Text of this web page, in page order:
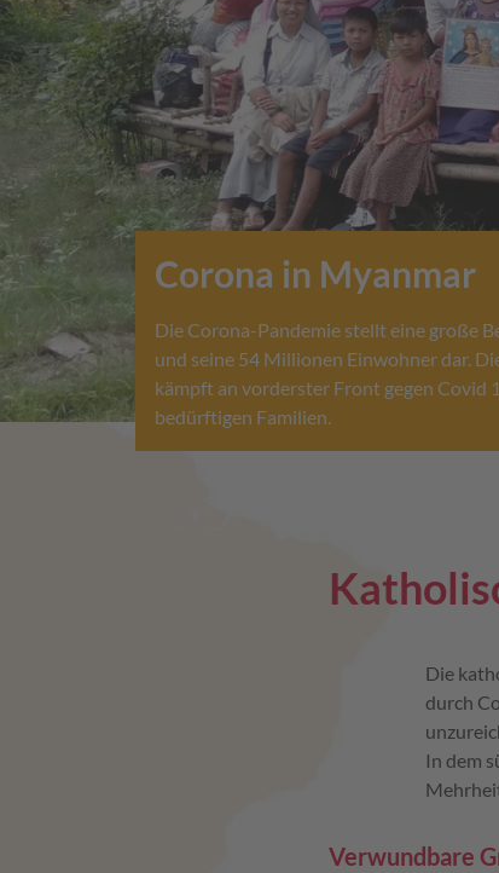
Corona in Myanmar
Die Corona-Pandemie stellt eine große
und seine 54 Millionen Einwohner dar.
kämpft an vorderster Front gegen Covid
bedürftigen Familien.
Die
durch
In dem
Verwundbare